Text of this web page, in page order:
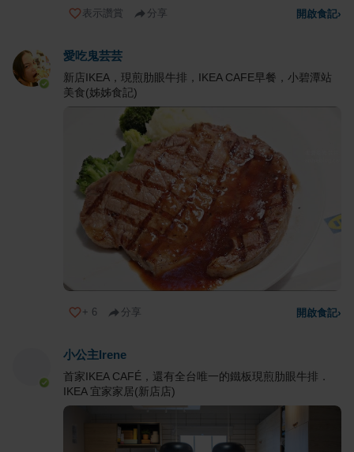
表示讚賞 分享 開啟食記›
愛吃鬼芸芸
新店IKEA，現煎肋眼牛排，IKEA CAFE早餐，小碧潭站
美食(姊姊食記)
+ 6 分享 開啟食記›
小公主Irene
首家IKEA CAFÉ，還有全台唯一的鐵板現煎肋眼牛排．
IKEA 宜家家居(新店店)